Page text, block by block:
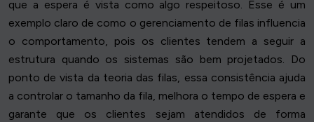
que a espera é vista como algo respeitoso. Esse é um
exemplo claro de como o gerenciamento de filas influencia
o comportamento, pois os clientes tendem a seguir a
estrutura quando os sistemas são bem projetados. Do
ponto de vista da teoria das filas, essa consistência ajuda
a controlar o tamanho da fila, melhora o tempo de espera e
garante que os clientes sejam atendidos de forma